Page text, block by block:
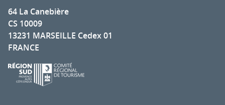
64 La Canebière
CS 10009
13231 MARSEILLE Cedex 01
FRANCE